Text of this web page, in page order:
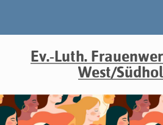
Ev.-Luth.
West/